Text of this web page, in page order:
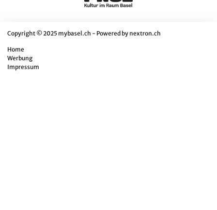
Copyright © 2025 mybasel.ch - Powered by nextron.ch
Home
Werbung
Impressum